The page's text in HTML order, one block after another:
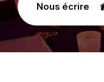
Nous écrire